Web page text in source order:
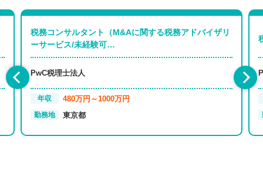
税務コンサルタント（M&Aに関する税務アドバイザリ
ーサービス/未経験可…
PwC税理士法人
年収 480万円～1000万円
勤務地 東京都